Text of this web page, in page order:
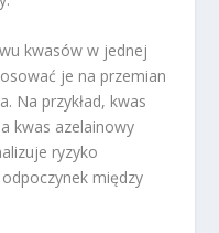
kwasów w jednej
je na przemian
Na przykład, kwas
kwas azelainowy
ryzyko
między